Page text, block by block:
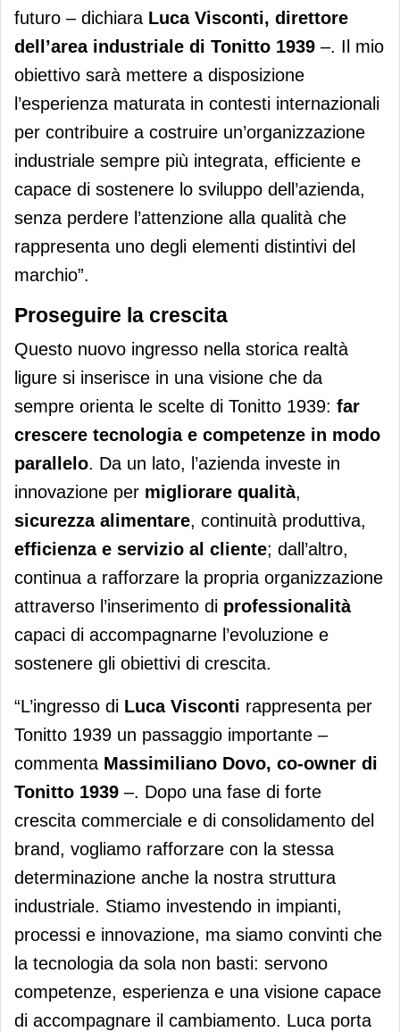
futuro – dichiara Luca Visconti, direttore
dell’area industriale di Tonitto 1939 –. Il mio
obiettivo sarà mettere a disposizione
l’esperienza maturata in contesti internazionali
per contribuire a costruire un’organizzazione
industriale sempre più integrata, efficiente e
capace di sostenere lo sviluppo dell’azienda,
senza perdere l’attenzione alla qualità che
rappresenta uno degli elementi distintivi del
marchio”.
Proseguire la crescita
Questo nuovo ingresso nella storica realtà
ligure si inserisce in una visione che da
sempre orienta le scelte di Tonitto 1939: far
crescere tecnologia e competenze in modo
parallelo. Da un lato, l’azienda investe in
innovazione per migliorare qualità,
sicurezza alimentare, continuità produttiva,
efficienza e servizio al cliente; dall’altro,
continua a rafforzare la propria organizzazione
attraverso l’inserimento di professionalità
capaci di accompagnarne l’evoluzione e
sostenere gli obiettivi di crescita.
“L’ingresso di Luca Visconti rappresenta per
Tonitto 1939 un passaggio importante –
commenta Massimiliano Dovo, co-owner di
Tonitto 1939 –. Dopo una fase di forte
crescita commerciale e di consolidamento del
brand, vogliamo rafforzare con la stessa
determinazione anche la nostra struttura
industriale. Stiamo investendo in impianti,
processi e innovazione, ma siamo convinti che
la tecnologia da sola non basti: servono
competenze, esperienza e una visione capace
di accompagnare il cambiamento. Luca porta